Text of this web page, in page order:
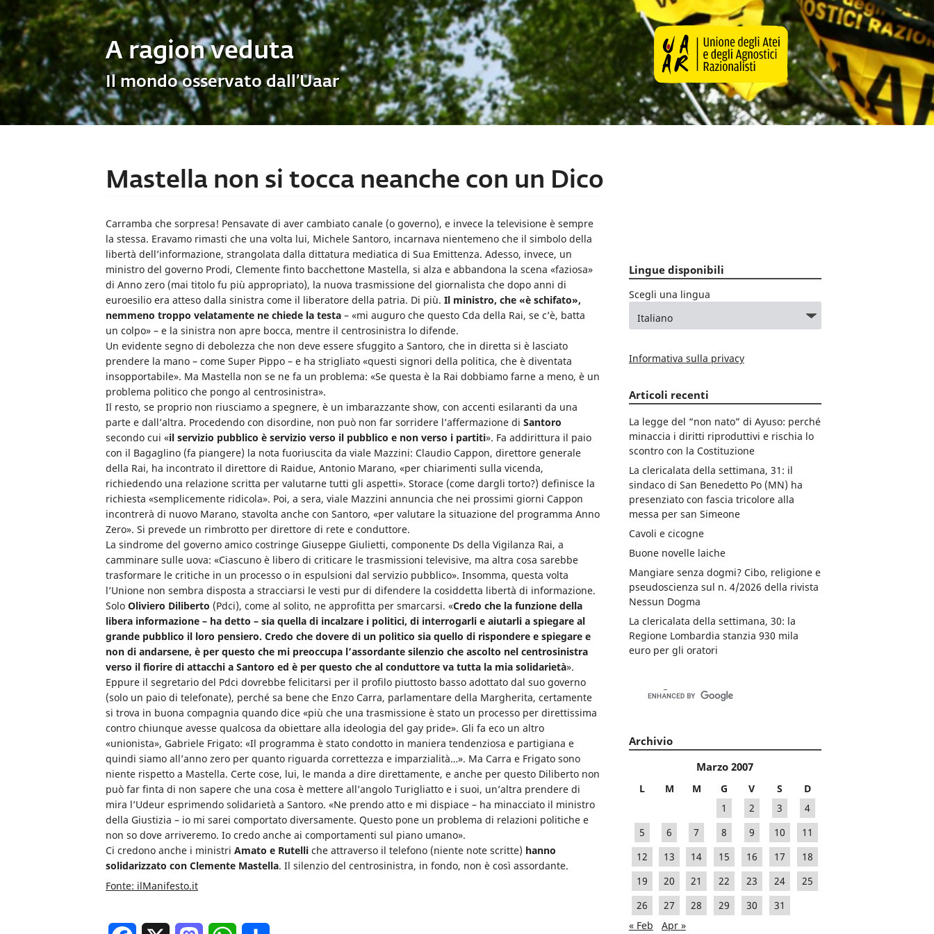
A ragion veduta
Il mondo osservato dall’Uaar
Mastella non si tocca neanche con un Dico
Carramba che sorpresa! Pensavate di aver cambiato canale (o governo), e invece la televisione è sempre
la stessa. Eravamo rimasti che una volta lui, Michele Santoro, incarnava nientemeno che il simbolo della
libertà dell’informazione, strangolata dalla dittatura mediatica di Sua Emittenza. Adesso, invece, un
ministro del governo Prodi, Clemente finto bacchettone Mastella, si alza e abbandona la scena «faziosa»
di Anno zero (mai titolo fu più appropriato), la nuova trasmissione del giornalista che dopo anni di
euroesilio era atteso dalla sinistra come il liberatore della patria. Di più. Il ministro, che «è schifato»,
nemmeno troppo velatamente ne chiede la testa – «mi auguro che questo Cda della Rai, se c’è, batta
un colpo» – e la sinistra non apre bocca, mentre il centrosinistra lo difende.
Un evidente segno di debolezza che non deve essere sfuggito a Santoro, che in diretta si è lasciato
prendere la mano – come Super Pippo – e ha strigliato «questi signori della politica, che è diventata
insopportabile». Ma Mastella non se ne fa un problema: «Se questa è la Rai dobbiamo farne a meno, è un
problema politico che pongo al centrosinistra».
Il resto, se proprio non riusciamo a spegnere, è un imbarazzante show, con accenti esilaranti da una
parte e dall’altra. Procedendo con disordine, non può non far sorridere l’affermazione di Santoro
secondo cui «il servizio pubblico è servizio verso il pubblico e non verso i partiti». Fa addirittura il paio
con il Bagaglino (fa piangere) la nota fuoriuscita da viale Mazzini: Claudio Cappon, direttore generale
della Rai, ha incontrato il direttore di Raidue, Antonio Marano, «per chiarimenti sulla vicenda,
richiedendo una relazione scritta per valutarne tutti gli aspetti». Storace (come dargli torto?) definisce la
richiesta «semplicemente ridicola». Poi, a sera, viale Mazzini annuncia che nei prossimi giorni Cappon
incontrerà di nuovo Marano, stavolta anche con Santoro, «per valutare la situazione del programma Anno
Zero». Si prevede un rimbrotto per direttore di rete e conduttore.
La sindrome del governo amico costringe Giuseppe Giulietti, componente Ds della Vigilanza Rai, a
camminare sulle uova: «Ciascuno è libero di criticare le trasmissioni televisive, ma altra cosa sarebbe
trasformare le critiche in un processo o in espulsioni dal servizio pubblico». Insomma, questa volta
l’Unione non sembra disposta a stracciarsi le vesti pur di difendere la cosiddetta libertà di informazione.
Solo Oliviero Diliberto (Pdci), come al solito, ne approfitta per smarcarsi. «Credo che la funzione della
libera informazione – ha detto – sia quella di incalzare i politici, di interrogarli e aiutarli a spiegare al
grande pubblico il loro pensiero. Credo che dovere di un politico sia quello di rispondere e spiegare e
non di andarsene, è per questo che mi preoccupa l’assordante silenzio che ascolto nel centrosinistra
verso il fiorire di attacchi a Santoro ed è per questo che al conduttore va tutta la mia solidarietà».
Eppure il segretario del Pdci dovrebbe felicitarsi per il profilo piuttosto basso adottato dal suo governo
(solo un paio di telefonate), perché sa bene che Enzo Carra, parlamentare della Margherita, certamente
si trova in buona compagnia quando dice «più che una trasmissione è stato un processo per direttissima
contro chiunque avesse qualcosa da obiettare alla ideologia del gay pride». Gli fa eco un altro
«unionista», Gabriele Frigato: «Il programma è stato condotto in maniera tendenziosa e partigiana e
quindi siamo all’anno zero per quanto riguarda correttezza e imparzialità…». Ma Carra e Frigato sono
niente rispetto a Mastella. Certe cose, lui, le manda a dire direttamente, e anche per questo Diliberto non
può far finta di non sapere che una cosa è mettere all’angolo Turigliatto e i suoi, un’altra prendere di
mira l’Udeur esprimendo solidarietà a Santoro. «Ne prendo atto e mi dispiace – ha minacciato il ministro
della Giustizia – io mi sarei comportato diversamente. Questo pone un problema di relazioni politiche e
non so dove arriveremo. Io credo anche ai comportamenti sul piano umano».
Ci credono anche i ministri Amato e Rutelli che attraverso il telefono (niente note scritte) hanno
solidarizzato con Clemente Mastella. Il silenzio del centrosinistra, in fondo, non è così assordante.
Fonte: ilManifesto.it
Lingue disponibili
Scegli una lingua
Informativa sulla privacy
Articoli recenti
La legge del “non nato” di Ayuso: perché
minaccia i diritti riproduttivi e rischia lo
scontro con la Costituzione
La clericalata della settimana, 31: il
sindaco di San Benedetto Po (MN) ha
presenziato con fascia tricolore alla
messa per san Simeone
Cavoli e cicogne
Buone novelle laiche
Mangiare senza dogmi? Cibo, religione e
pseudoscienza sul n. 4/2026 della rivista
Nessun Dogma
La clericalata della settimana, 30: la
Regione Lombardia stanzia 930 mila
euro per gli oratori
Archivio
Marzo 2007
L M M G V S
D
1
2 3
4
5
6 7 8 9 10
11
12
13 14 15 16 17
18
19
20 21 22 23 24
25
26
27 28 29 30
31
« Feb
Apr »